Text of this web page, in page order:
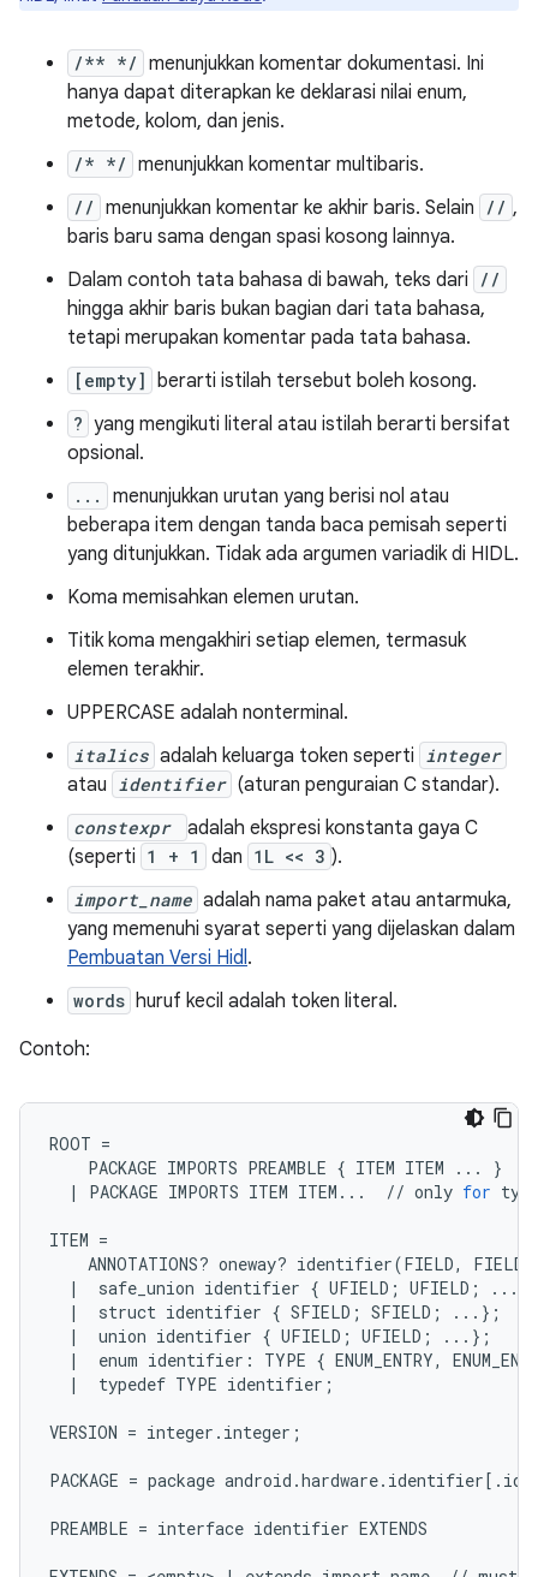
/** */ menunjukkan komentar dokumentasi. Ini
hanya dapat diterapkan ke deklarasi nilai enum,
metode, kolom, dan jenis.
/* */ menunjukkan komentar multibaris.
// menunjukkan komentar ke akhir baris. Selain // ,
baris baru sama dengan spasi kosong lainnya.
Dalam contoh tata bahasa di bawah, teks dari
//
hingga akhir baris bukan bagian dari tata bahasa,
tetapi merupakan komentar pada tata bahasa.
[empty] berarti istilah tersebut boleh kosong.
? yang mengikuti literal atau istilah berarti bersifat
opsional.
...
menunjukkan urutan yang berisi nol atau
beberapa item dengan tanda baca pemisah seperti
yang ditunjukkan. Tidak ada argumen variadik di HIDL.
Koma memisahkan elemen urutan.
Titik koma mengakhiri setiap elemen, termasuk
elemen terakhir.
UPPERCASE adalah nonterminal.
italics adalah keluarga token seperti integer
atau identifier (aturan penguraian C standar).
constexpr
adalah ekspresi konstanta gaya C
(seperti 1 + 1 dan 1L << 3 ).
import_name adalah nama paket atau antarmuka,
yang memenuhi syarat seperti yang dijelaskan dalam
Pembuatan Versi Hidl.
words huruf kecil adalah token literal.
Contoh:
ROOT =
PACKAGE IMPORTS PREAMBLE { ITEM ITEM ... }
|
PACKAGE IMPORTS ITEM ITEM ... // only for
ITEM =
ANNOTATIONS? oneway? identifier(FIELD, FIELD
|
safe_union identifier { UFIELD ; UFIELD ; ...
|
struct identifier { SFIELD ; SFIELD ; ... };
|
union identifier { UFIELD ; UFIELD ; ... };
|
enum identifier : TYPE { ENUM_ENTRY,
|
typedef TYPE identifier ;
VERSION = integer . integer ;
PACKAGE = package android .hardware. identifier[ .
PREAMBLE = interface identifier EXTENDS